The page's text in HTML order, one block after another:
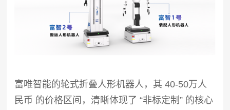
富唯智能的轮式折叠人形机器人，其 40-50万人
民币 的价格区间，清晰体现了 “非标定制” 的核心